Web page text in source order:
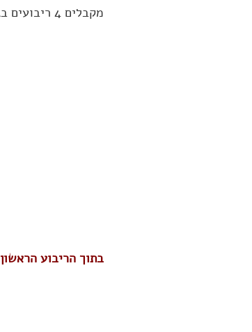
מקבלים 4 ריבועים בגודל של 4×4 אותם נכנה בשמות: I, II, III, IV. ראה תמונה:
בתוך הריבוע הראשון